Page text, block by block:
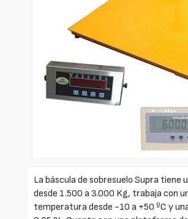
La báscula de sobresuelo Supra tiene
desde 1.500 a 3.000 Kg, trabaja con
temperatura desde -10 a +50 ºC y